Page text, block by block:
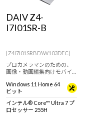
DAIV Z4-
I7I01SR-B
[Z4I7I01SRBFAW103DEC]
プロカメラマンのための、
画像・動画編集向けモバイ
Windows 11 Home 64
ビット
インテル® Core™ Ultra 7 プ
ロセッサー 255H